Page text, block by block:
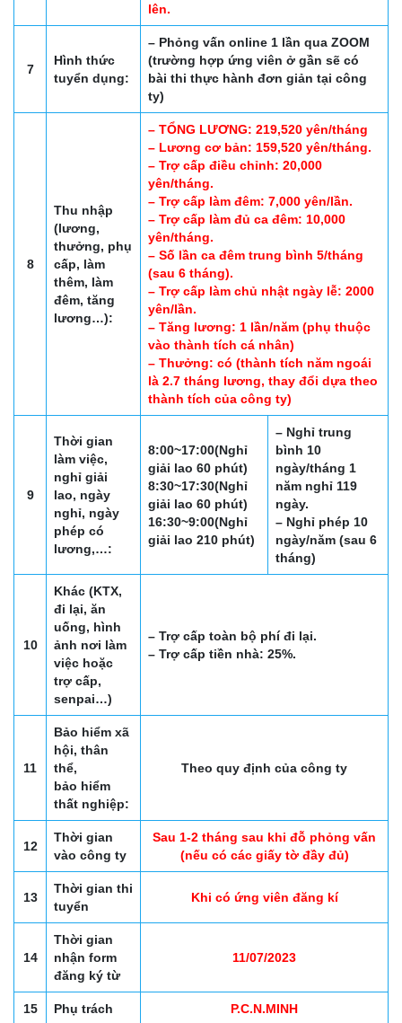
lên.
7
Hình thức
tuyển dụng:
– Phỏng vấn online 1 lần qua ZOOM
(trường hợp ứng viên ở gần sẽ có
bài thi thực hành đơn giản tại công
ty)
8
Thu nhập
(lương,
thưởng, phụ
cấp, làm
thêm, làm
đêm, tăng
lương…):
– TỔNG LƯƠNG: 219,520 yên/tháng
– Lương cơ bản: 159,520 yên/tháng.
– Trợ cấp điều chỉnh: 20,000
yên/tháng.
– Trợ cấp làm đêm: 7,000 yên/lần.
– Trợ cấp làm đủ ca đêm: 10,000
yên/tháng.
– Số lần ca đêm trung bình 5/tháng
(sau 6 tháng).
– Trợ cấp làm chủ nhật ngày lễ: 2000
yên/lần.
– Tăng lương: 1 lần/năm (phụ thuộc
vào thành tích cá nhân)
– Thưởng: có (thành tích năm ngoái
là 2.7 tháng lương, thay đổi dựa theo
thành tích của công ty)
9
Thời gian
làm việc,
nghỉ giải
lao, ngày
nghỉ, ngày
phép có
lương,…:
8:00~17:00(Nghỉ
giải lao 60 phút)
8:30~17:30(Nghỉ
giải lao 60 phút)
16:30~9:00(Nghỉ
giải lao 210 phút)
– Nghỉ trung
bình 10
ngày/tháng 1
năm nghỉ 119
ngày.
– Nghỉ phép 10
ngày/năm (sau 6
tháng)
10
Khác (KTX,
đi lại, ăn
uống, hình
ảnh nơi làm
việc hoặc
trợ cấp,
senpai…)
– Trợ cấp toàn bộ phí đi lại.
– Trợ cấp tiền nhà: 25%.
11
Bảo hiểm xã
hội, thân
thể,
bảo hiểm
thất nghiệp:
Theo quy định của công ty
12
Thời gian
vào công ty
Sau 1-2 tháng sau khi đỗ phỏng vấn
(nếu có các giấy tờ đầy đủ)
13
Thời gian thi
tuyển
Khi có ứng viên đăng kí
14
Thời gian
nhận form
đăng ký từ
11/07/2023
15 Phụ trách P.C.N.MINH